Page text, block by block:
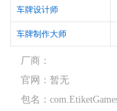
车牌设计师
车牌制作大师
厂商：
官网： 暂无
包名：